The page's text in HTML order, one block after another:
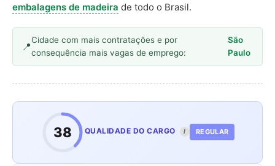
embalagens de madeira de todo o Brasil.
Cidade com mais contratações e por
consequência mais vagas de emprego:
São
Paulo
38 QUALIDADE DO CARGO I REGULAR